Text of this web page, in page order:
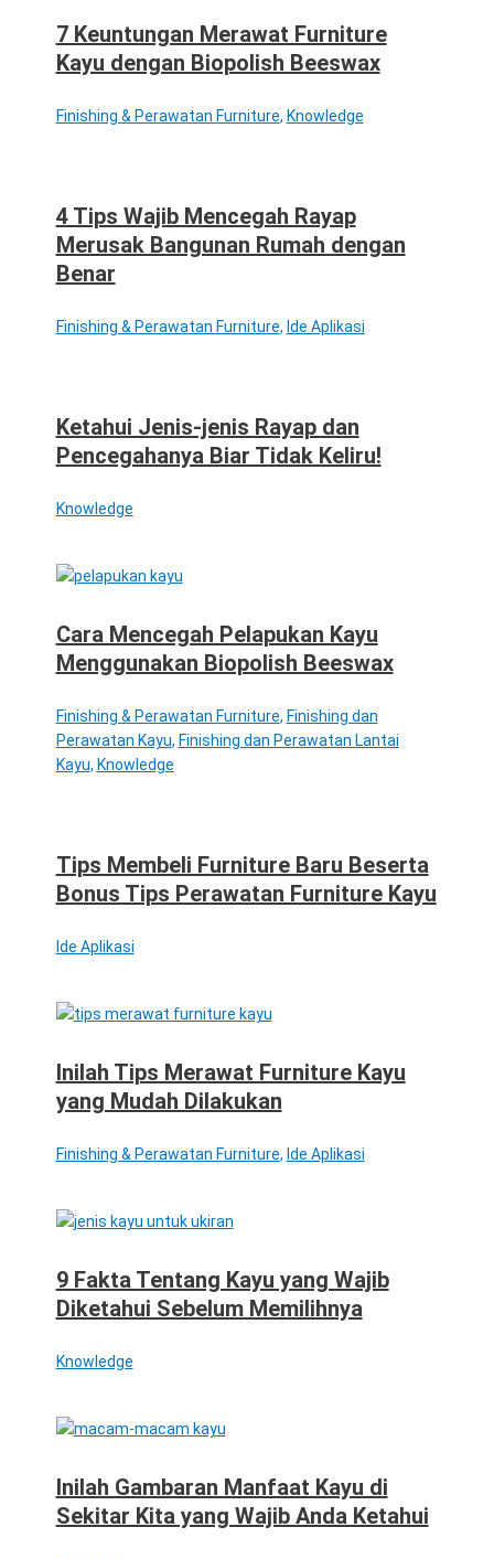
7 Keuntungan Merawat Furniture
Kayu dengan Biopolish Beeswax
Finishing & Perawatan Furniture, Knowledge
4 Tips Wajib Mencegah Rayap
Merusak Bangunan Rumah dengan
Benar
Finishing & Perawatan Furniture, Ide Aplikasi
Ketahui Jenis-jenis Rayap dan
Pencegahanya Biar Tidak Keliru!
Knowledge
Cara Mencegah Pelapukan Kayu
Menggunakan Biopolish Beeswax
Finishing & Perawatan Furniture, Finishing dan
Perawatan Kayu, Finishing dan Perawatan Lantai
Kayu, Knowledge
Tips Membeli Furniture Baru Beserta
Bonus Tips Perawatan Furniture Kayu
Ide Aplikasi
Inilah Tips Merawat Furniture Kayu
yang Mudah Dilakukan
Finishing & Perawatan Furniture, Ide Aplikasi
9 Fakta Tentang Kayu yang Wajib
Diketahui Sebelum Memilihnya
Knowledge
Inilah Gambaran Manfaat Kayu di
Sekitar Kita yang Wajib Anda Ketahui